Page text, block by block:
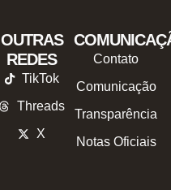
OUTRAS
REDES
TikTok
Threads
X
Contato
Comunicação
Transparência
Notas Oficiais